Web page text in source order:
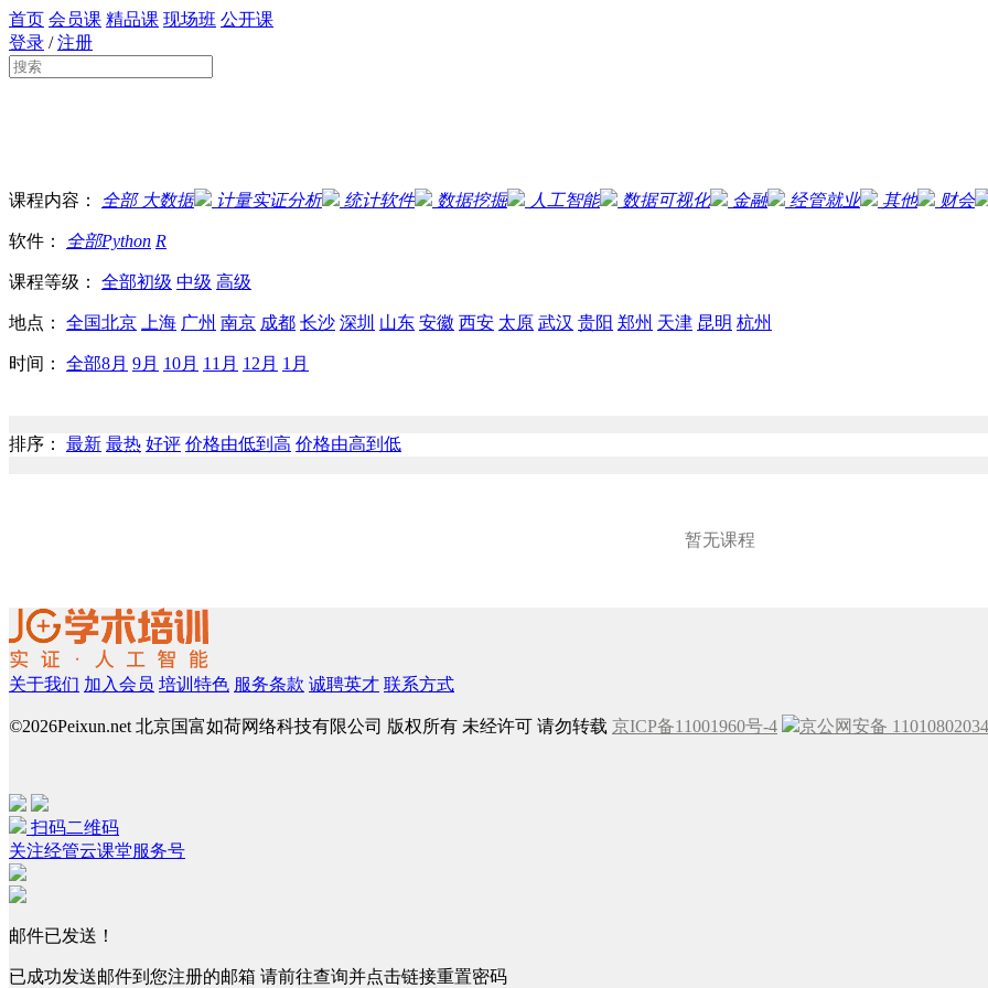
首页 会员课 精品课 现场班 公开课
登录 /注册
课程内容： 全部大数据 计量实证分析 统计软件 数据挖掘 人工智能 数据可视化 金融 经管就业 其他 财会
软件： 全部Python R
课程等级： 全部初级 中级 高级
地点： 全国北京 上海 广州 南京 成都 长沙 深圳 山东 安徽 西安 太原 武汉 贵阳 郑州 天津 昆明 杭州
时间： 全部8月 9月 10月 11月 12月 1月
排序： 最新 最热 好评 价格由低到高 价格由高到低
暂无课程
关于我们 加入会员 培训特色 服务条款 诚聘英才 联系方式
©2026Peixun.net 北京国富如荷网络科技有限公司 版权所有 未经许可 请勿转载 京ICP备11001960号-4 京公网安备
扫码二维码
关注经管云课堂服务号
邮件已发送！
已成功发送邮件到您注册的邮箱 请前往查询并点击链接重置密码